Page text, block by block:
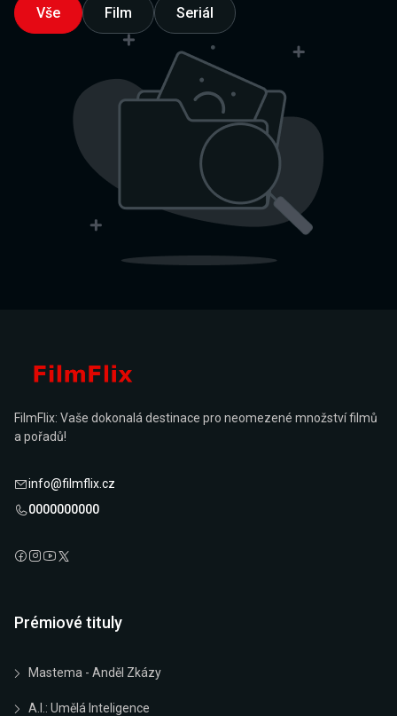
Vše Film Seriál
FilmFlix: Vaše dokonalá destinace pro neomezené množství filmů
a pořadů!
info@filmflix.cz
0000000000
Prémiové tituly
Mastema - Anděl Zkázy
A.I.: Umělá Inteligence